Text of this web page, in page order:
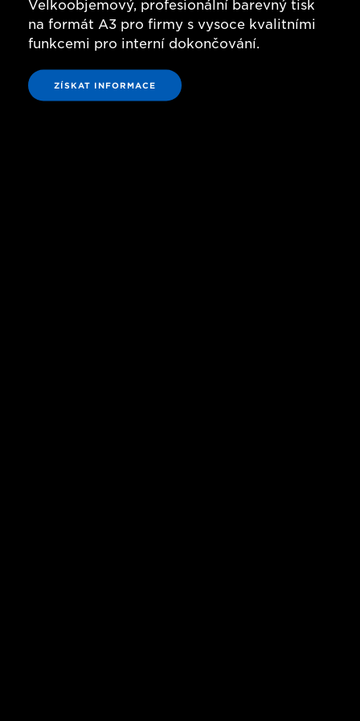
Velkoobjemový, profesionální barevný tisk
na formát A3 pro firmy s vysoce kvalitními
funkcemi pro interní dokončování.
ZÍSKAT INFORMACE